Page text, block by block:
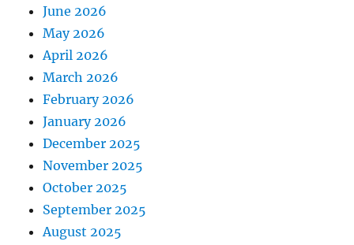
June 2026
May 2026
April 2026
March 2026
February 2026
January 2026
December 2025
November 2025
October 2025
September 2025
August 2025